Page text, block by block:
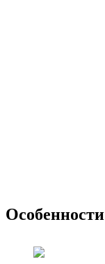
Особенности